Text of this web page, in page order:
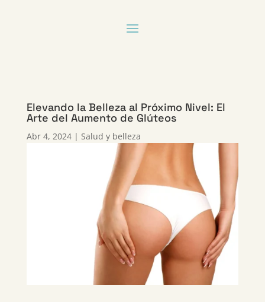
Elevando la Belleza al Próximo Nivel: El
Arte del Aumento de Glúteos
Abr 4, 2024| Salud y belleza